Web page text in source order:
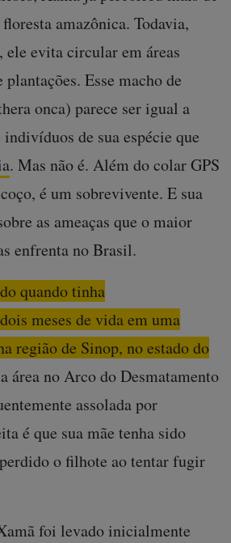
amazônica. Todavia,
ele evita circular em áreas
Esse macho de
onca) parece ser igual a
de sua espécie que
. Mas não é. Além do colar GPS
é um sobrevivente. E sua
as ameaças que o maior
enfrenta no Brasil.
quando tinha
meses de vida em uma
região de Sinop, no estado do
área no Arco do Desmatamento
assolada por
é que sua mãe tenha sido
o filhote ao tentar fugir
foi levado inicialmente